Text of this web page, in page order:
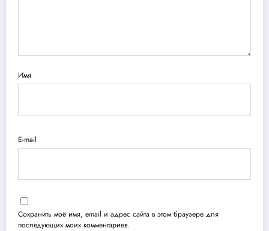
Имя
E-mail
Сохранить моё имя, email и адрес сайта в этом браузере для
последующих моих комментариев.